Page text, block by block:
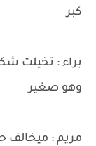
كبر
براء : تخيلت
وهو صغير
مريم : ميخالف